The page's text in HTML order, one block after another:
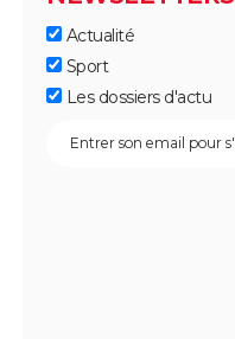
Actualité
Sport
Les dossiers d'actu